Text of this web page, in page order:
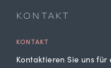
KONTAKT
KONTAKT
Kontaktieren Sie uns für